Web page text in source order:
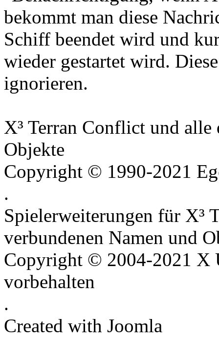
bekommt man diese
Schiff beendet wird und
wieder gestartet wird.
ignorieren.
X³ Terran Conflict und
Objekte
Copyright © 1990-2021
.
Spielerweiterungen für X³
verbundenen Namen und
Copyright © 2004-2021 X
vorbehalten
.
Created with Joomla